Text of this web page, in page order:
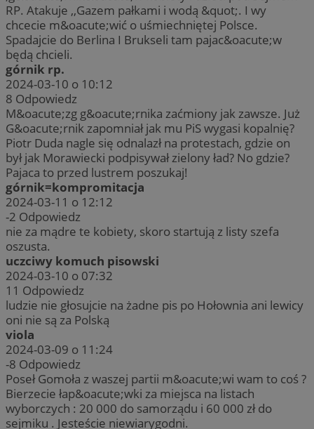
RP. Atakuje ,,Gazem pałkami i wodą &quot;. I wy
chcecie m&oacute;wić o uśmiechniętej Polsce.
Spadajcie do Berlina I Brukseli tam pajac&oacute;w
będą chcieli.
górnik rp.
2024-03-10 o 10:12
8 Odpowiedz
M&oacute;zg g&oacute;rnika zaćmiony jak zawsze. Już
G&oacute;rnik zapomniał jak mu PiS wygasi kopalnię?
Piotr Duda nagle się odnalazł na protestach, gdzie on
był jak Morawiecki podpisywał zielony ład? No gdzie?
Pajaca to przed lustrem poszukaj!
górnik=kompromitacja
2024-03-11 o 12:12
-2 Odpowiedz
nie za mądre te kobiety, skoro startują z listy szefa
oszusta.
uczciwy komuch pisowski
2024-03-10 o 07:32
11 Odpowiedz
ludzie nie głosujcie na żadne pis po Hołownia ani lewicy
oni nie są za Polską
viola
2024-03-09 o 11:24
-8 Odpowiedz
Poseł Gomoła z waszej partii m&oacute;wi wam to coś ?
Bierzecie łap&oacute;wki za miejsca na listach
wyborczych : 20 000 do samorządu i 60 000 zł do
sejmiku . Jesteście niewiarygodni.